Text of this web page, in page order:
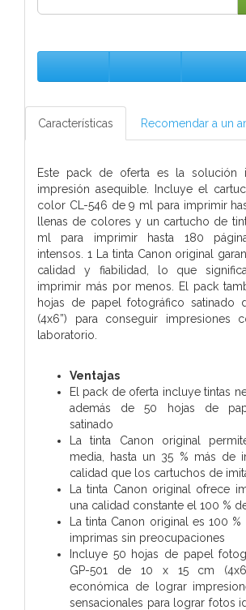
Características Recomendar a un
Este pack de oferta es la solución
impresión asequible. Incluye el
color CL-546 de 9 ml para imprimir
llenas de colores y un cartucho de
ml para imprimir hasta 180
intensos. 1 La tinta Canon original
calidad y fiabilidad, lo que
imprimir más por menos. El pack
hojas de papel fotográfico satinado
(4x6”) para conseguir impresiones
laboratorio.
Ventajas
El pack de oferta incluye tintas
además de 50 hojas de
satinado
La tinta Canon original
media, hasta un 35 % más de
calidad que los cartuchos de
La tinta Canon original ofrece
una calidad constante el 100 %
La tinta Canon original es 100
imprimas sin preocupaciones
Incluye 50 hojas de papel
GP-501 de 10 x 15 cm
económica de lograr
sensacionales para lograr fotos